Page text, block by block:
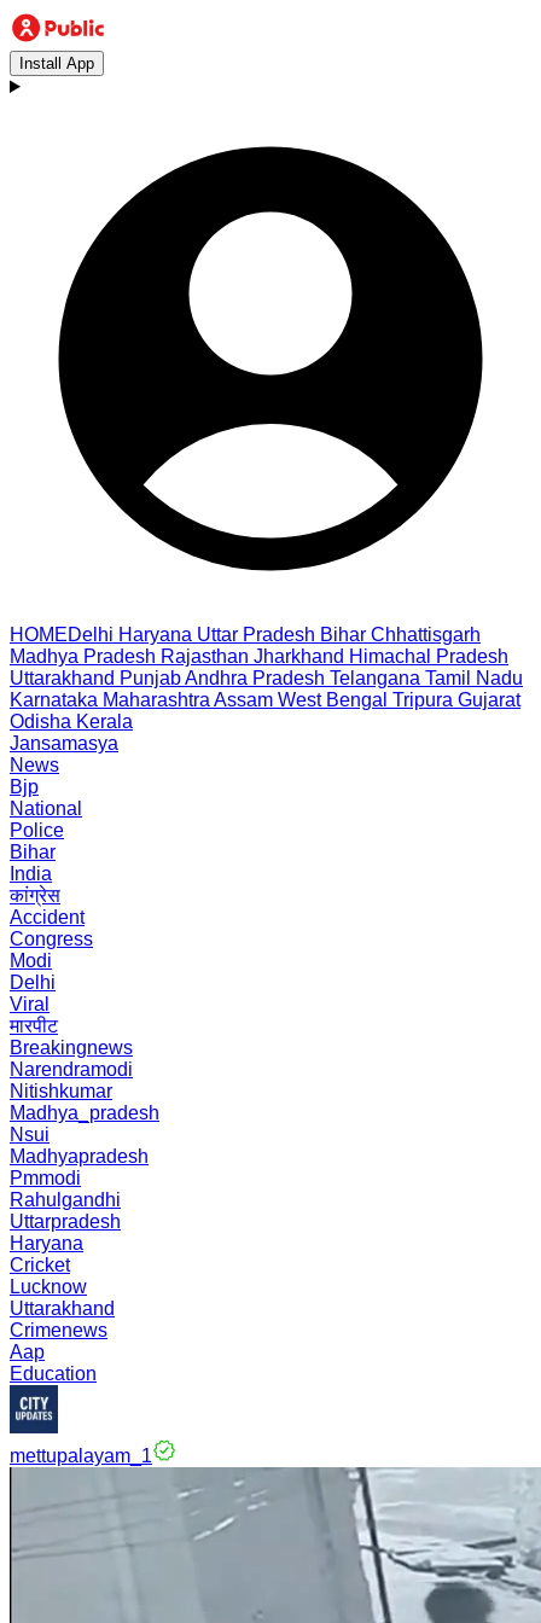
Install App
HOMEDelhi Haryana Uttar Pradesh Bihar Chhattisgarh
Madhya Pradesh Rajasthan Jharkhand Himachal Pradesh
Uttarakhand PunjabAndhra Pradesh Telangana Tamil Nadu
Karnataka Maharashtra Assam West Bengal Tripura Gujarat
Odisha Kerala
Jansamasya
News
Bjp
National
Police
Bihar
India
कांग्रेस
Accident
Congress
Modi
Delhi
Viral
मारपीट
Breakingnews
Narendramodi
Nitishkumar
Madhya_pradesh
Nsui
Madhyapradesh
Pmmodi
Rahulgandhi
Uttarpradesh
Haryana
Cricket
Lucknow
Uttarakhand
Crimenews
Aap
Education
mettupalayam_1